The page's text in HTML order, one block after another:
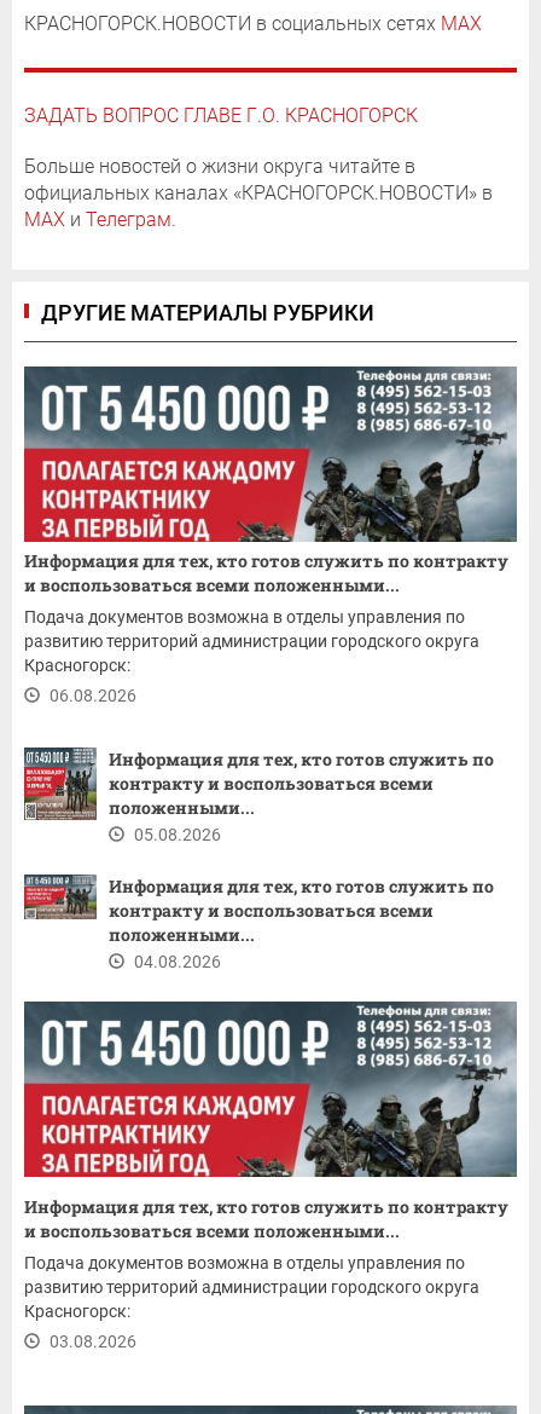
КРАСНОГОРСК.НОВОСТИ в социальных сетях MAX
ЗАДАТЬ ВОПРОС ГЛАВЕ Г.О. КРАСНОГОРСК
Больше новостей о жизни округа читайте в
официальных каналах «КРАСНОГОРСК.НОВОСТИ» в
MAX и Телеграм.
ДРУГИЕ МАТЕРИАЛЫ РУБРИКИ
Информация для тех, кто готов служить по контракту
и воспользоваться всеми положенными...
Подача документов возможна в отделы управления по
развитию территорий администрации городского округа
Красногорск:
06.08.2026
Информация для тех, кто готов служить по
контракту и воспользоваться всеми
положенными...
05.08.2026
Информация для тех, кто готов служить по
контракту и воспользоваться всеми
положенными...
04.08.2026
Информация для тех, кто готов служить по контракту
и воспользоваться всеми положенными...
Подача документов возможна в отделы управления по
развитию территорий администрации городского округа
Красногорск:
03.08.2026